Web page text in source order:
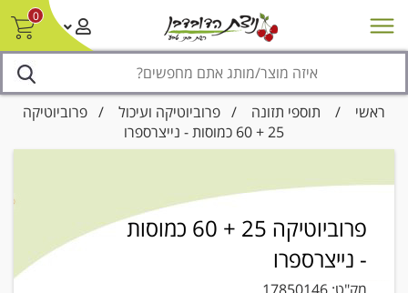
0
מבצעים סניפים צור קשר/ביטול הזמנה
ראשי / תוספי תזונה / פרוביוטיקה ועיכול / פרוביוטיקה
25 + 60 כמוסות - נייצרספרו
פרוביוטיקה 25 + 60 כמוסות
- נייצרספרו